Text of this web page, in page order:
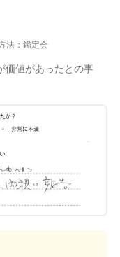
法：鑑定会
価値があったとの事